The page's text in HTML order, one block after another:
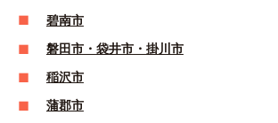
碧南市
磐田市・袋井市・掛川市
稲沢市
蒲郡市